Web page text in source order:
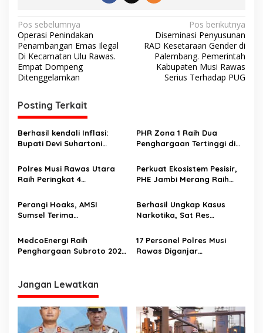
N
a
v
i
a
s
i
o
Pos sebelumnya
Operasi Penindakan
Penambangan Emas Ilegal
Di Kecamatan Ulu Rawas.
Empat Dompeng
Ditenggelamkan
Pos berikutnya
Diseminasi Penyusunan
RAD Kesetaraan Gender di
Palembang. Pemerintah
Kabupaten Musi Rawas
Serius Terhadap PUG
Posting Terkait
Berhasil kendali Inflasi:
Bupati Devi Suhartoni
pemerintah daerah
berprestasi 2026
PHR Zona 1 Raih Dua
Penghargaan Tertinggi di
Polres Musi Rawas Utara
Raih Peringkat 4
Penyelenggaraan
Pelayanan Publik
Perkuat Ekosistem Pesisir,
PHE Jambi Merang Raih
Sumsel
Perangi Hoaks, AMSI
Sumsel Terima
Sumsel
Berhasil Ungkap Kasus
Narkotika, Sat Res
Utara Diganjar
Penghargaan Dari Polda
Sumatera Selatan
MedcoEnergi Raih
Penghargaan Subroto 2025
Migas
17 Personel Polres Musi
Rawas Diganjar
Jangan Lewatkan